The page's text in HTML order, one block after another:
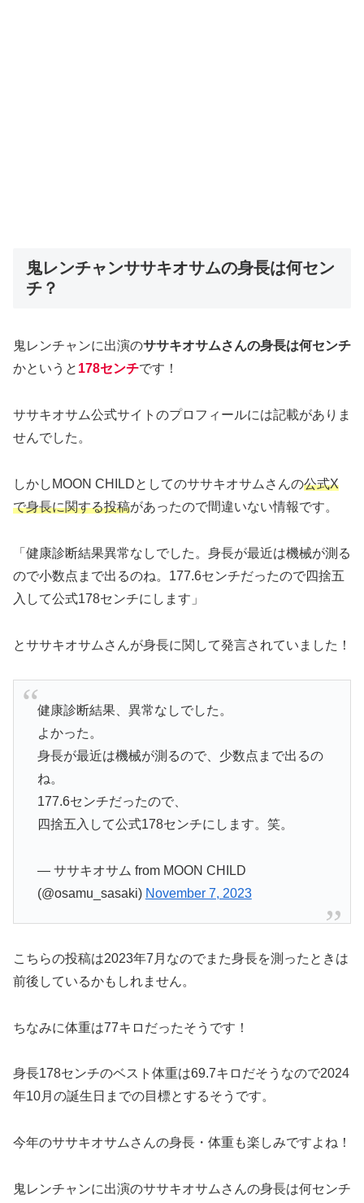
鬼レンチャンササキオサムの身長は何セン
チ？
鬼レンチャンに出演のササキオサムさんの身長は何センチ
かというと 178センチです！
ササキオサム公式サイトのプロフィールには記載がありま
せんでした。
しかしMOON CHILDとしてのササキオサムさんの公式X
で身長に関する投稿があったので間違いない情報です。
「健康診断結果異常なしでした。身長が最近は機械が測る
ので小数点まで出るのね。177.6センチだったので四捨五
入して公式178センチにします」
とササキオサムさんが身長に関して発言されていました！
健康診断結果、異常なしでした。
よかった。
身長が最近は機械が測るので、少数点まで出るの
ね。
177.6センチだったので、
四捨五入して公式178センチにします。笑。
— ササキオサム from MOON CHILD
(@osamu_sasaki) November 7, 2023
こちらの投稿は2023年7月なのでまた身長を測ったときは
前後しているかもしれません。
ちなみに体重は77キロだったそうです！
身長178センチのベスト体重は69.7キロだそうなので2024
年10月の誕生日までの目標とするそうです。
今年のササキオサムさんの身長・体重も楽しみですよね！
鬼レンチャンに出演のササキオサムさんの身長は何センチ